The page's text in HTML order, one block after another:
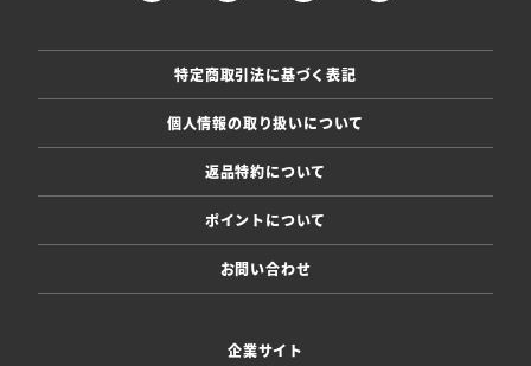
特定商取引法に基づく表記
個人情報の取り扱いについて
返品特約について
ポイントについて
お問い合わせ
企業サイト